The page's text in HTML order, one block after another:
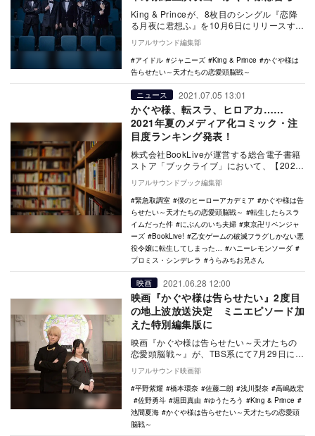
たい』主題歌
King & Princeが、8枚目のシングル『恋降
る月夜に君想ふ』を10月6日にリリースす
る。 表題曲は、平野紫耀…
リアルサウンド編集部
アイドル
ジャニーズ King & Prince
かぐや様は
告らせたい～天才たちの恋愛頭脳戦～
ニュース 2021.07.05 13:01
かぐや様、転スラ、ヒロアカ……
2021年夏のメディア化コミック・注
目度ランキング発表！
株式会社BookLiveが運営する総合電子書籍
ストア「ブックライブ」において、【2021
年夏 注目のおすすめメディア化作品】の
特…
リアルサウンドブック編集部
緊急取調室
僕のヒーローアカデミア
かぐや様は告
らせたい～天才たちの恋愛頭脳戦～
転生したらスラ
イムだった件
にぶんのいち夫婦
東京卍リベンジャ
ーズ
BookLive!
乙女ゲームの破滅フラグしかない悪
役令嬢に転生してしまった…
ハニーレモンソーダ
プロミス・シンデレラ
うらみちお兄さん
映画 2021.06.28 12:00
映画『かぐや様は告らせたい』2度目
の地上波放送決定 ミニエピソード加
えた特別編集版に
映画『かぐや様は告らせたい～天才たちの
恋愛頭脳戦～』が、TBS系にて7月29日に地
上波放送されることが決定した。 本作
は、『…
リアルサウンド映画部
平野紫耀
橋本環奈 佐藤二朗 浅川梨奈
高嶋政宏
佐野勇斗
堀田真由 ゆうたろう
King & Prince
池間夏海
かぐや様は告らせたい～天才たちの恋愛頭
脳戦～